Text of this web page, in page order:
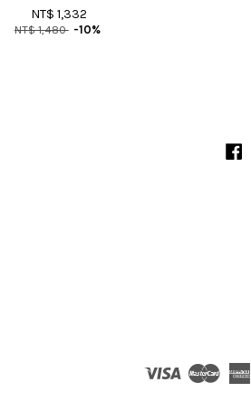
NT$ 1,332
NT$ 1,480 -10%
Visa Master